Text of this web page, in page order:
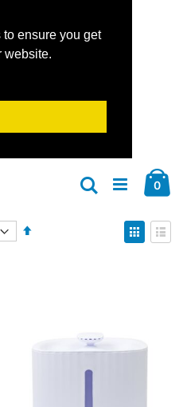
ensure you get
website.
0
Suche
Anzeigen
als